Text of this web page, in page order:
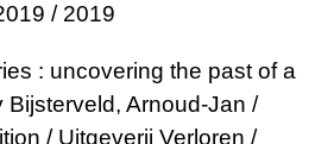
/ 2019
: uncovering the past of a
Bijsterveld, Arnoud-Jan /
/ Uitgeverij Verloren /